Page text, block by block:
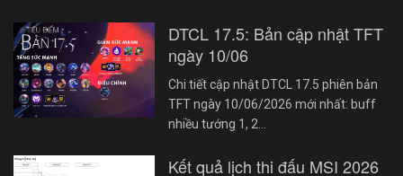
DTCL 17.5: Bản cập nhật TFT
ngày 10/06
Chi tiết cập nhật DTCL 17.5 phiên bản
TFT ngày 10/06/2026 mới nhất: buff
nhiều tướng 1, 2…
Kết quả lịch thi đấu MSI 2026